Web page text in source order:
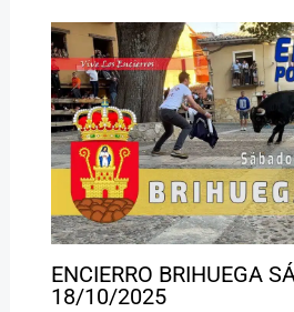
ENCIERRO BRIHUEGA
18/10/2025